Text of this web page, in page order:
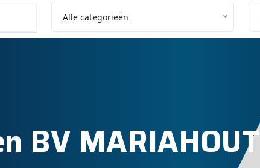
Alle categorieën
BV MARIAHOUT